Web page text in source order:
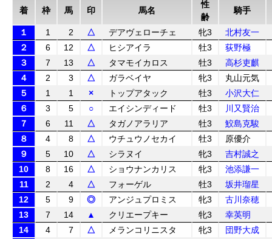
着 枠 馬 印 馬名
性
齢
騎手
１ 1 2 △ デアヴェローチェ 牝3
北村友一
２
6 12 △ ヒシアイラ 牡3
荻野極
３
7 13 △ タマモイカロス 牡3
高杉吏麒
４
2 3 △ ガラベイヤ 牝3
丸山元気
５
1 1 × トップアタック 牡3
小沢大仁
６
3 5 ○ エイシンディード 牡3
川又賢治
７
6 11 △ タガノアラリア 牡3
鮫島克駿
８
4 8 △ ウチュウノセカイ 牡3
原優介
９
5 10 △ シラヌイ 牝3
吉村誠之
10
8 16 △ ショウナンカリス 牝3
池添謙一
11
2 4 △ フォーゲル 牡3
坂井瑠星
12
5 9 ◎ アンジュプロミス 牝3
古川奈穂
13
7 14 ▲ クリエープキー 牝3
幸英明
14
4 7 △ メランコリニスタ 牝3
団野大成